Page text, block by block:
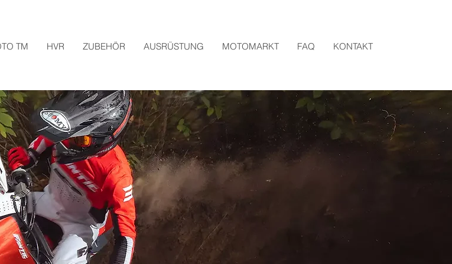
TM HVR ZUBEHÖR AUSRÜSTUNG MOTOMARKT FAQ KONTAKT